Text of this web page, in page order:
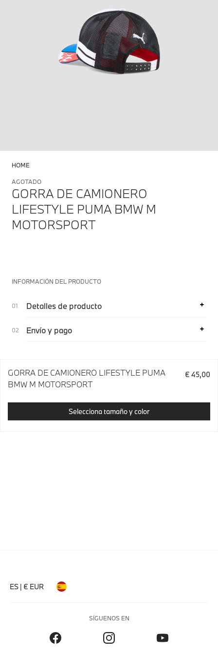
HOME
AGOTADO
GORRA DE CAMIONERO
LIFESTYLE PUMA BMW M
MOTORSPORT
INFORMACIÓN DEL PRODUCTO
Detalles de producto
Envío y pago
GORRA DE CAMIONERO LIFESTYLE PUMA
BMW M MOTORSPORT
€ 45,00
Selecciona tamaño y color
ES | € EUR
SÍGUENOS EN